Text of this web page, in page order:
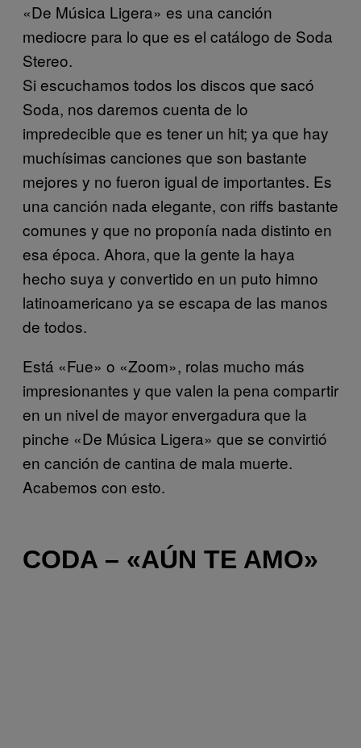
«De Música Ligera» es una canción
mediocre para lo que es el catálogo de Soda
Stereo.
Si escuchamos todos los discos que sacó
Soda, nos daremos cuenta de lo
impredecible que es tener un hit; ya que hay
muchísimas canciones que son bastante
mejores y no fueron igual de importantes. Es
una canción nada elegante, con riffs bastante
comunes y que no proponía nada distinto en
esa época. Ahora, que la gente la haya
hecho suya y convertido en un puto himno
latinoamericano ya se escapa de las manos
de todos.
Está «Fue» o «Zoom», rolas mucho más
impresionantes y que valen la pena compartir
en un nivel de mayor envergadura que la
pinche «De Música Ligera» que se convirtió
en canción de cantina de mala muerte.
Acabemos con esto.
CODA – «AÚN TE AMO»